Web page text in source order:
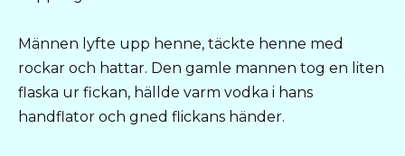
Männen lyfte upp henne, täckte henne med
rockar och hattar. Den gamle mannen tog en liten
flaska ur fickan, hällde varm vodka i hans
handflator och gned flickans händer.